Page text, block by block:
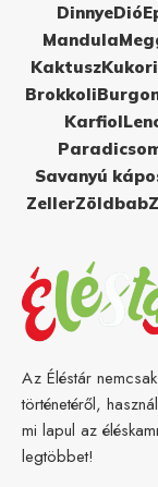
DinnyeDió
Mandula
Kaktusz
Brokkoli
Karfiol
Savanyú
ZellerZöldbab
Az Éléstár
történetéről,
mi lapul az
legtöbbet!